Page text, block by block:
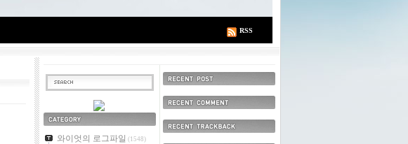
RSS
카테고리
와이엇의 로그파일 (1548)